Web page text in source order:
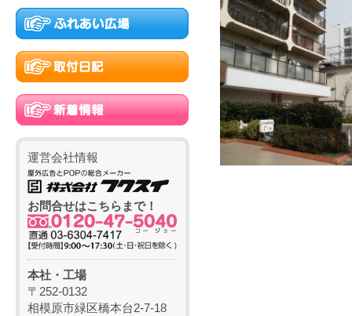
運営会社情報
お問合せはこちらまで！
本社・工場
〒252-0132
相模原市緑区橋本台2-7-18